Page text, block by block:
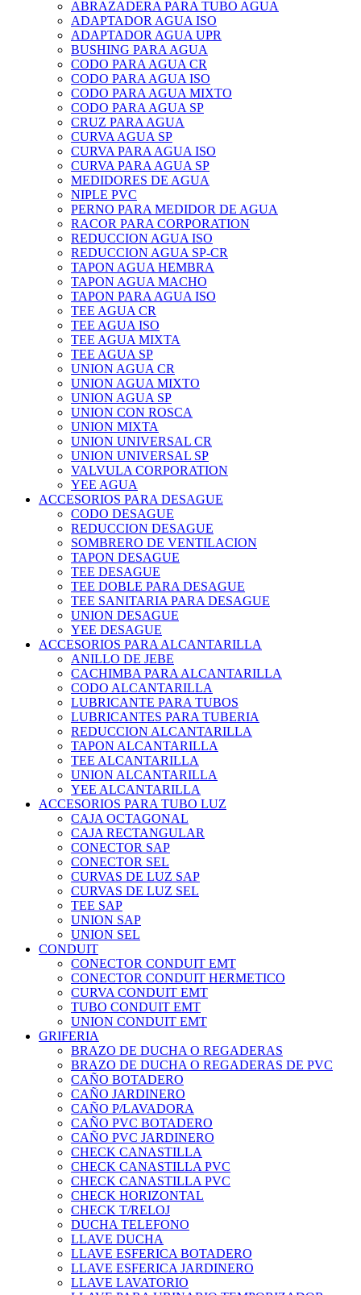
ABRAZADERA PARA TUBO AGUA
ADAPTADOR AGUA ISO
ADAPTADOR AGUA UPR
BUSHING PARA AGUA
CODO PARA AGUA CR
CODO PARA AGUA ISO
CODO PARA AGUA MIXTO
CODO PARA AGUA SP
CRUZ PARA AGUA
CURVA AGUA SP
CURVA PARA AGUA ISO
CURVA PARA AGUA SP
MEDIDORES DE AGUA
NIPLE PVC
PERNO PARA MEDIDOR DE AGUA
RACOR PARA CORPORATION
REDUCCION AGUA ISO
REDUCCION AGUA SP-CR
TAPON AGUA HEMBRA
TAPON AGUA MACHO
TAPON PARA AGUA ISO
TEE AGUA CR
TEE AGUA ISO
TEE AGUA MIXTA
TEE AGUA SP
UNION AGUA CR
UNION AGUA MIXTO
UNION AGUA SP
UNION CON ROSCA
UNION MIXTA
UNION UNIVERSAL CR
UNION UNIVERSAL SP
VALVULA CORPORATION
YEE AGUA
ACCESORIOS PARA DESAGUE
CODO DESAGUE
REDUCCION DESAGUE
SOMBRERO DE VENTILACION
TAPON DESAGUE
TEE DESAGUE
TEE DOBLE PARA DESAGUE
TEE SANITARIA PARA DESAGUE
UNION DESAGUE
YEE DESAGUE
ACCESORIOS PARA ALCANTARILLA
ANILLO DE JEBE
CACHIMBA PARA ALCANTARILLA
CODO ALCANTARILLA
LUBRICANTE PARA TUBOS
LUBRICANTES PARA TUBERIA
REDUCCION ALCANTARILLA
TAPON ALCANTARILLA
TEE ALCANTARILLA
UNION ALCANTARILLA
YEE ALCANTARILLA
ACCESORIOS PARA TUBO LUZ
CAJA OCTAGONAL
CAJA RECTANGULAR
CONECTOR SAP
CONECTOR SEL
CURVAS DE LUZ SAP
CURVAS DE LUZ SEL
TEE SAP
UNION SAP
UNION SEL
CONDUIT
CONECTOR CONDUIT EMT
CONECTOR CONDUIT HERMETICO
CURVA CONDUIT EMT
TUBO CONDUIT EMT
UNION CONDUIT EMT
GRIFERIA
BRAZO DE DUCHA O REGADERAS
BRAZO DE DUCHA O REGADERAS DE PVC
CAÑO BOTADERO
CAÑO JARDINERO
CAÑO P/LAVADORA
CAÑO PVC BOTADERO
CAÑO PVC JARDINERO
CHECK CANASTILLA
CHECK CANASTILLA PVC
CHECK CANASTILLA PVC
CHECK HORIZONTAL
CHECK T/RELOJ
DUCHA TELEFONO
LLAVE DUCHA
LLAVE ESFERICA BOTADERO
LLAVE ESFERICA JARDINERO
LLAVE LAVATORIO